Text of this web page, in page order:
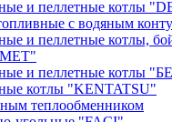
и пеллетные котлы
с водяным
и пеллетные котлы,
и пеллетные котлы
котлы "KENTATSU"
теплообменником